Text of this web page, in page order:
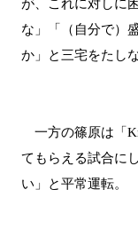
が、これに対しに
な」「（自分で）
か」と三宅をたし
一方の篠原は「
てもらえる試合に
い」と平常運転。